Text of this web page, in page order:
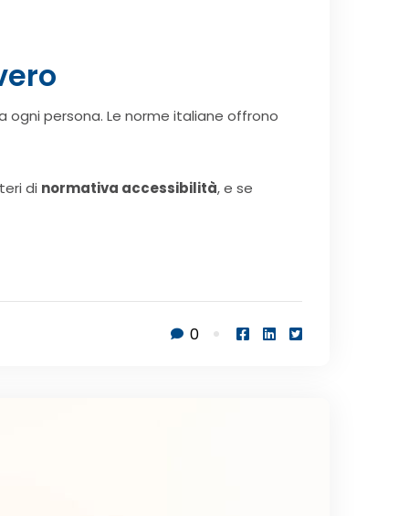
persona. Le norme italiane offrono
di normativa accessibilità, e se
0